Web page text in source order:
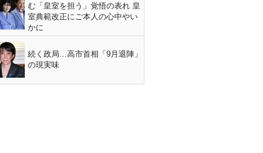
む「皇室を担う」覚悟の表れ 皇
室典範改正にご本人の心中やい
かに
続く政局…高市首相「9月退陣」
の現実味